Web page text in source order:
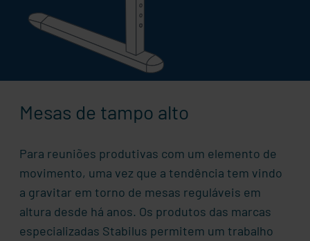
Mesas de tampo alto
Para reuniões produtivas com um elemento de
movimento, uma vez que a tendência tem vindo
a gravitar em torno de mesas reguláveis em
altura desde há anos. Os produtos das marcas
especializadas Stabilus permitem um trabalho